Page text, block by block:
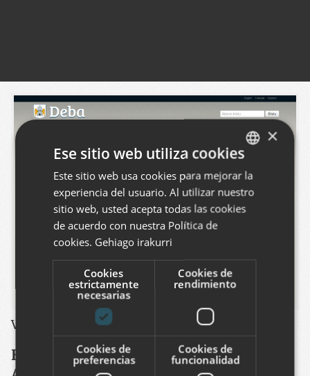
Ver este proyecto: http://www.deba.net
Hemos desarrollado el sitio web del
BASQUE
SPANISH
×
Ese sitio web utiliza cookies
Este sitio web usa cookies para mejorar la
experiencia del usuario. Al utilizar nuestro
sitio web, usted acepta todas las cookies
de acuerdo con nuestra Política de
cookies. Gehiago irakurri
Cookies
estrictamente
necesarias
Cookies de
rendimiento
Cookies de
preferencias
Cookies de
funcionalidad